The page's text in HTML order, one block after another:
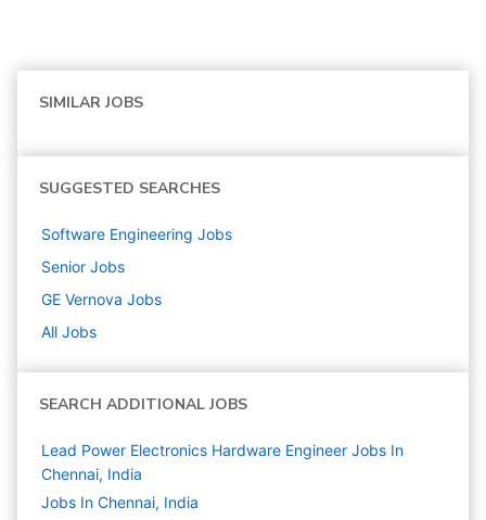
SIMILAR JOBS
SUGGESTED SEARCHES
Software Engineering Jobs
Senior Jobs
GE Vernova Jobs
All Jobs
SEARCH ADDITIONAL JOBS
Lead Power Electronics Hardware Engineer Jobs In
Chennai, India
Jobs In Chennai, India